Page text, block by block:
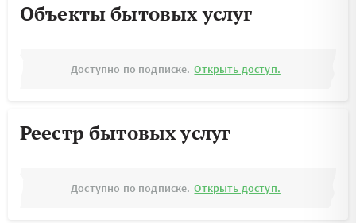
Объекты бытовых услуг
Доступно по подписке. Открыть доступ.
Реестр бытовых услуг
Доступно по подписке. Открыть доступ.